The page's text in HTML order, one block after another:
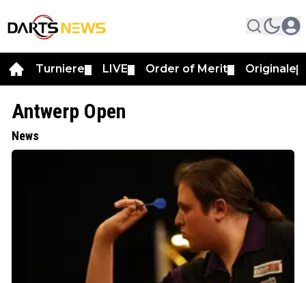
Turniere LIVE Order of Merit Originale
Antwerp Open
News